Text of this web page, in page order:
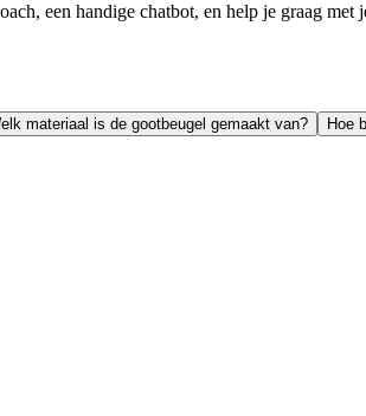
een handige chatbot, en help je graag met
materiaal is de gootbeugel gemaakt van? Hoe